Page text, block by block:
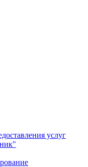
услуг